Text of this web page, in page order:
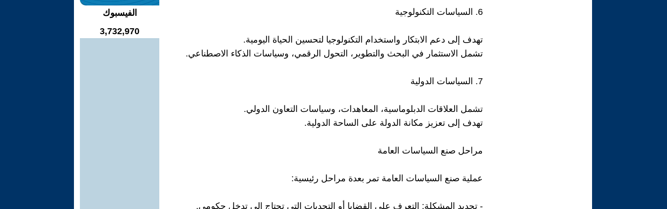
6. السياسات التكنولوجية
تهدف إلى دعم الابتكار واستخدام التكنولوجيا لتحسين الحياة اليومية.
تشمل الاستثمار في البحث والتطوير، التحول الرقمي، وسياسات الذكاء الاصطناعي.
7. السياسات الدولية
تشمل العلاقات الدبلوماسية، المعاهدات، وسياسات التعاون الدولي.
تهدف إلى تعزيز مكانة الدولة على الساحة الدولية.
مراحل صنع السياسات العامة
عملية صنع السياسات العامة تمر بعدة مراحل رئيسية:
- تحديد المشكلة: التعرف على القضايا أو التحديات التي تحتاج إلى تدخل حكومي.
الفيسبوك
3,732,970